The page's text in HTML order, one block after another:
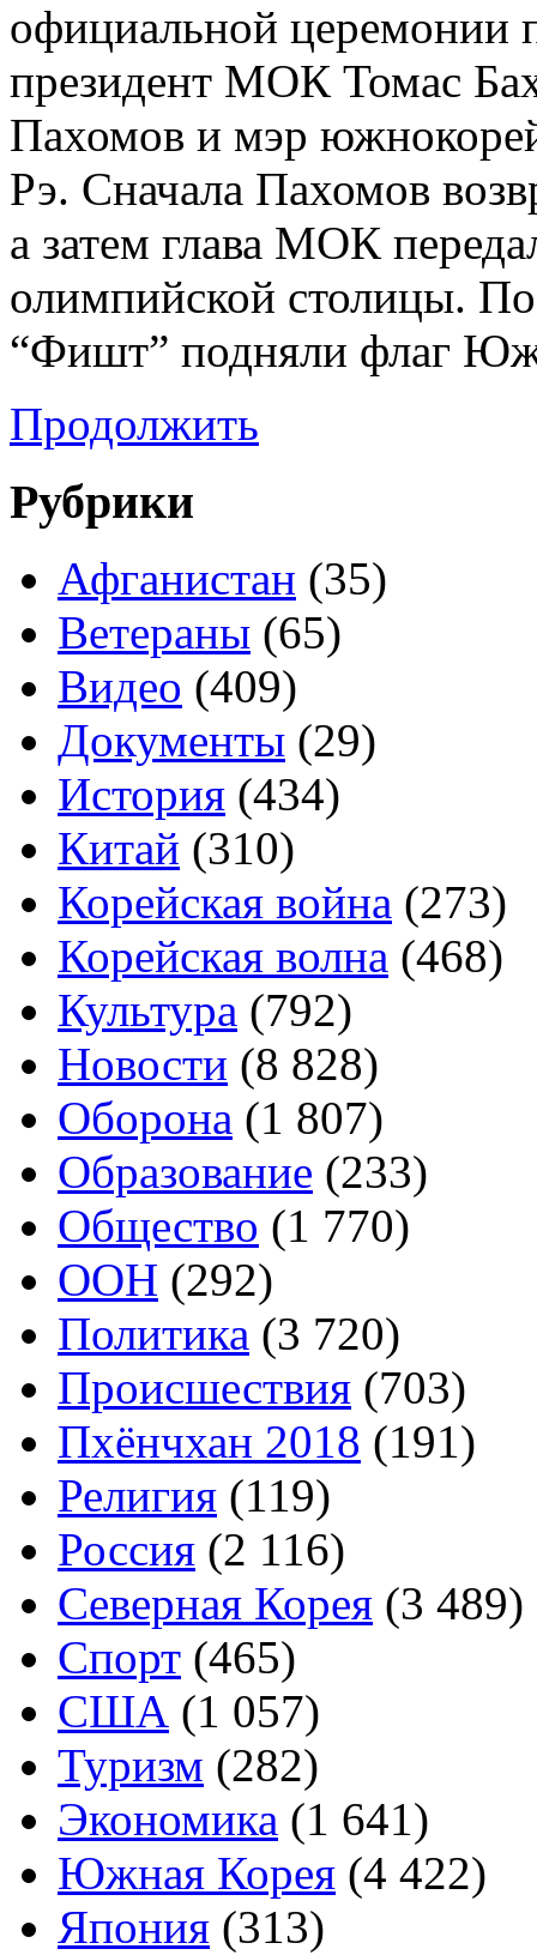
официальной церемонии
президент МОК Томас
Пахомов и мэр
Рэ. Сначала Пахомов
а затем глава МОК
олимпийской столицы.
“Фишт” подняли флаг
Продолжить
Рубрики
Афганистан (35)
Ветераны (65)
Видео (409)
Документы (29)
История (434)
Китай (310)
Корейская война (273)
Корейская волна (468)
Культура (792)
Новости (8 828)
Оборона (1 807)
Образование (233)
Общество (1 770)
ООН (292)
Политика (3 720)
Происшествия (703)
Пхёнчхан 2018 (191)
Религия (119)
Россия (2 116)
Северная Корея (3 489)
Спорт (465)
США (1 057)
Туризм (282)
Экономика (1 641)
Южная Корея (4 422)
Япония (313)